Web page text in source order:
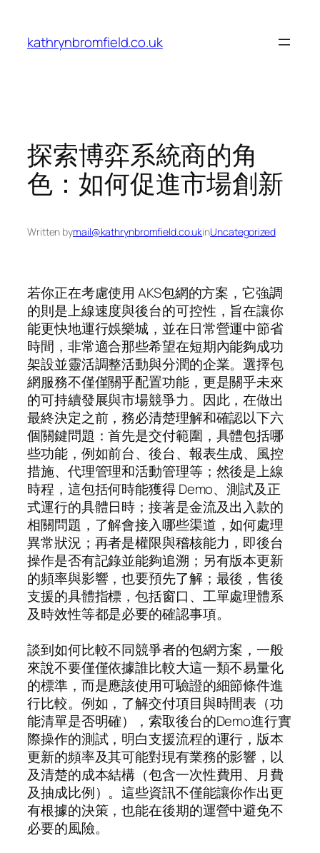
content
kathrynbromfield.co.uk
探索博弈系統商的角
色：如何促進市場創新
Written bymail@kathrynbromfield.co.ukinUncategorized
若你正在考慮使用 AKS包網的方案，它強調
的則是上線速度與後台的可控性，旨在讓你
能更快地運行娛樂城，並在日常營運中節省
時間，非常適合那些希望在短期內能夠成功
架設並靈活調整活動與分潤的企業。選擇包
網服務不僅僅關乎配置功能，更是關乎未來
的可持續發展與市場競爭力。因此，在做出
最終決定之前，務必清楚理解和確認以下六
個關鍵問題：首先是交付範圍，具體包括哪
些功能，例如前台、後台、報表生成、風控
措施、代理管理和活動管理等；然後是上線
時程，這包括何時能獲得 Demo、測試及正
式運行的具體日時；接著是金流及出入款的
相關問題，了解會接入哪些渠道，如何處理
異常狀況；再者是權限與稽核能力，即後台
操作是否有記錄並能夠追溯；另有版本更新
的頻率與影響，也要預先了解；最後，售後
支援的具體指標，包括窗口、工單處理體系
及時效性等都是必要的確認事項。
談到如何比較不同競爭者的包網方案，一般
來說不要僅僅依據誰比較大這一類不易量化
的標準，而是應該使用可驗證的細節條件進
行比較。例如，了解交付項目與時間表（功
能清單是否明確），索取後台的Demo進行實
際操作的測試，明白支援流程的運行，版本
更新的頻率及其可能對現有業務的影響，以
及清楚的成本結構（包含一次性費用、月費
及抽成比例）。這些資訊不僅能讓你作出更
有根據的決策，也能在後期的運營中避免不
必要的風險。